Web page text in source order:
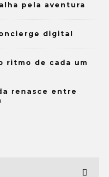
pela aventura
digital
ritmo de cada um
renasce entre